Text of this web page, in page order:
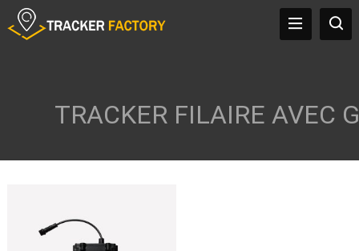
TRACKER FILAIRE AVEC